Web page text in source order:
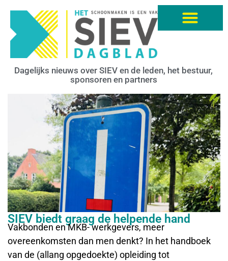
Dagelijks nieuws over SIEV en de leden, het bestuur,
sponsoren en partners
SIEV biedt graag de helpende hand
Vakbonden en MKB- werkgevers, meer
overeenkomsten dan men denkt? In het handboek
van de (allang opgedoekte) opleiding tot